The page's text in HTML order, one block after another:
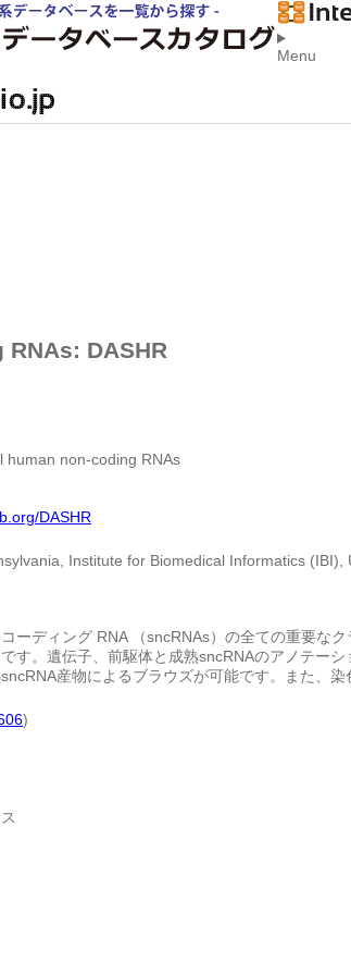
Menu
DASHR
human non-coding RNAs
DASHR
Institute for Biomedical Informatics (IBI),
ーディング RNA （sncRNAs）の全ての重要な
す。遺伝子、前駆体と成熟sncRNAのアノテー
産物によるブラウズが可能です。また、染
)